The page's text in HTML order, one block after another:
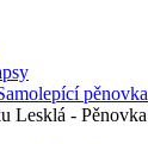
pěnovka
Lesklá - Pěnovka